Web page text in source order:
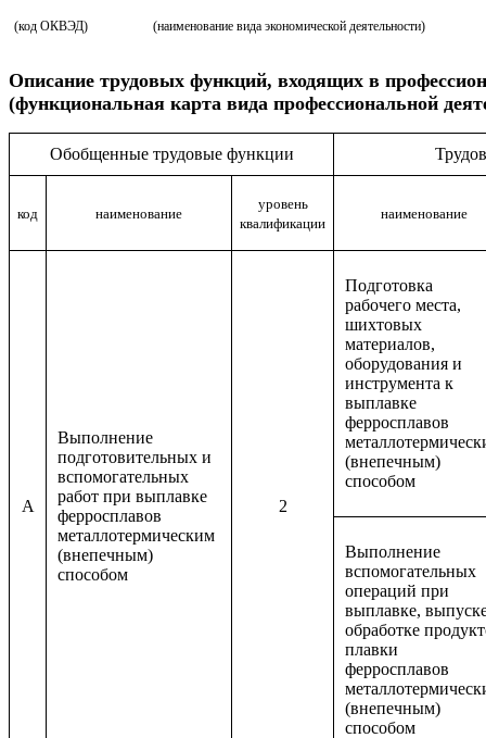
(код ОКВЭД) (наименование вида экономической деятельности)
Описание трудовых функций, входящих в
(функциональная карта вида профессиональной
Обобщенные трудовые функции
код наименование
уровень
квалификации
наименование
A
Выполнение
подготовительных и
вспомогательных
работ при выплавке
ферросплавов
металлотермическим
(внепечным)
способом
2
Подготовка
рабочего места,
шихтовых
материалов,
оборудования и
инструмента к
выплавке
ферросплавов
(внепечным)
способом
Выполнение
вспомогательных
операций при
выплавке,
обработке
плавки
ферросплавов
(внепечным)
способом